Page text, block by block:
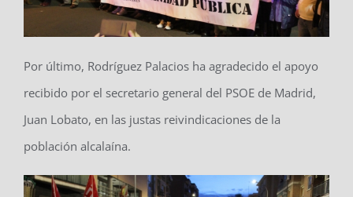
Por último, Rodríguez Palacios ha agradecido el apoyo
recibido por el secretario general del PSOE de Madrid,
Juan Lobato, en las justas reivindicaciones de la
población alcalaína.